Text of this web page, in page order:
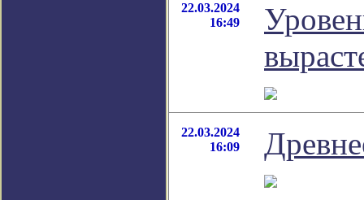
22.03.2024
16:49
22.03.2024
16:09